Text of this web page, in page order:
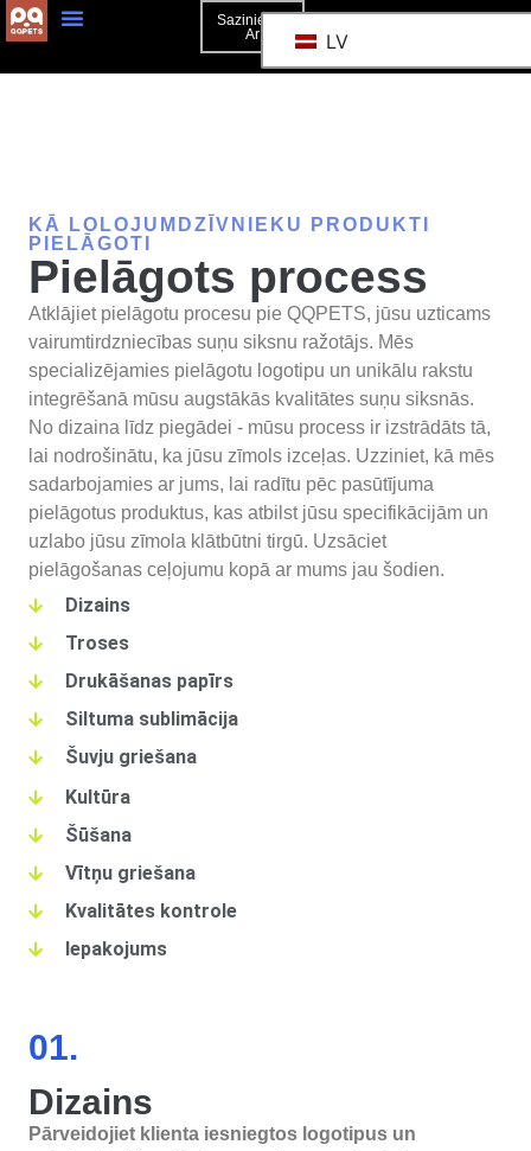
Sazinieties
Ar
LV
KĀ LOLOJUMDZĪVNIEKU PRODUKTI
PIELĀGOTI
Pielāgots process
Atklājiet pielāgotu procesu pie QQPETS, jūsu uzticams
vairumtirdzniecības suņu siksnu ražotājs. Mēs
specializējamies pielāgotu logotipu un unikālu rakstu
integrēšanā mūsu augstākās kvalitātes suņu siksnās.
No dizaina līdz piegādei - mūsu process ir izstrādāts tā,
lai nodrošinātu, ka jūsu zīmols izceļas. Uzziniet, kā mēs
sadarbojamies ar jums, lai radītu pēc pasūtījuma
pielāgotus produktus, kas atbilst jūsu specifikācijām un
uzlabo jūsu zīmola klātbūtni tirgū. Uzsāciet
pielāgošanas ceļojumu kopā ar mums jau šodien.
Dizains
Troses
Drukāšanas papīrs
Siltuma sublimācija
Šuvju griešana
Kultūra
Šūšana
Vītņu griešana
Kvalitātes kontrole
Iepakojums
01.
Dizains
Pārveidojiet klienta iesniegtos logotipus un